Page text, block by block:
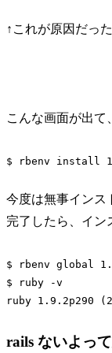
↑これが原因だった
こんな画面が出て
今度は無事インス
完了したら、イン
$ rbenv global
$ ruby -v
rails ないよっ